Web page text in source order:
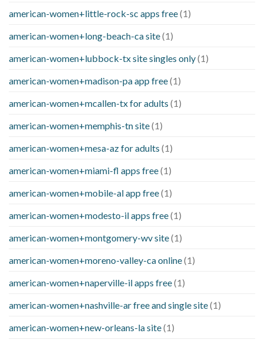
american-women+little-rock-sc apps free(1)
american-women+long-beach-ca site(1)
american-women+lubbock-tx site singles only(1)
american-women+madison-pa app free(1)
american-women+mcallen-tx for adults (1)
american-women+memphis-tn site(1)
american-women+mesa-az for adults (1)
american-women+miami-fl apps free(1)
american-women+mobile-al app free(1)
american-women+modesto-il apps free(1)
american-women+montgomery-wv site(1)
american-women+moreno-valley-ca online(1)
american-women+naperville-il apps free(1)
american-women+nashville-ar free and single site(1)
american-women+new-orleans-la site(1)